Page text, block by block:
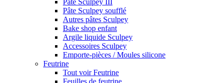
Pâte Sculpey III
Pâte Sculpey soufflé
Autres pâtes Sculpey
Bake shop enfant
Argile liquide Sculpey
Accessoires Sculpey
Emporte-pièces / Moules silicone
Feutrine
Tout voir Feutrine
Feuilles de feutrine